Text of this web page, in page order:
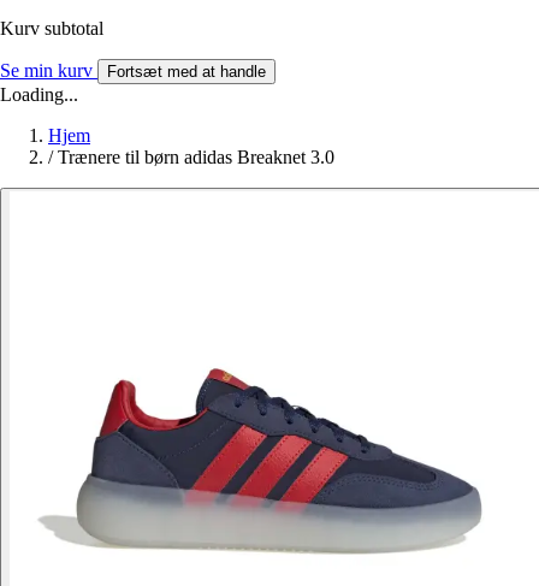
Kurv subtotal
Se min kurv Fortsæt med at handle
Loading...
Hjem
/ Trænere til børn adidas Breaknet 3.0